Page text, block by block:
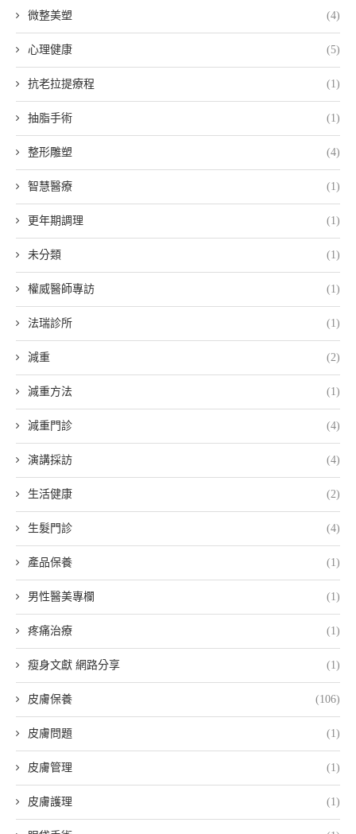
微整美塑 (4)
心理健康 (5)
抗老拉提療程 (1)
抽脂手術 (1)
整形雕塑 (4)
智慧醫療 (1)
更年期調理 (1)
未分類 (1)
權威醫師專訪 (1)
法瑞診所 (1)
減重 (2)
減重方法 (1)
減重門診 (4)
演講採訪 (4)
生活健康 (2)
生髮門診 (4)
產品保養 (1)
男性醫美專欄 (1)
疼痛治療 (1)
瘦身文獻 網路分享 (1)
皮膚保養 (106)
皮膚問題 (1)
皮膚管理 (1)
皮膚護理 (1)